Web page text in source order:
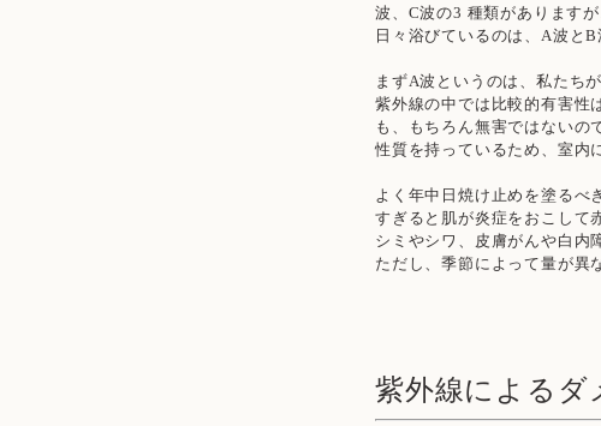
波、C波の3 種類があります
日々浴びているのは、A波とB
まずA波というのは、私たち
紫外線の中では比較的有害性
も、もちろん無害ではないの
性質を持っているため、室内
よく年中日焼け止めを塗るべ
すぎると肌が炎症をおこして
シミやシワ、皮膚がんや白内
ただし、季節によって量が異
紫外線によるダ